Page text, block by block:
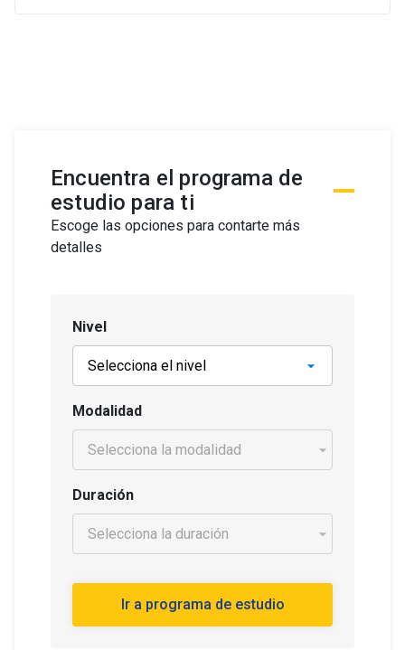
Encuentra el programa de
estudio para ti
Escoge las opciones para contarte más
detalles
Nivel
Modalidad
Duración